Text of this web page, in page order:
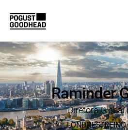
Raminder
Diretora Global
LONDRES, REINO